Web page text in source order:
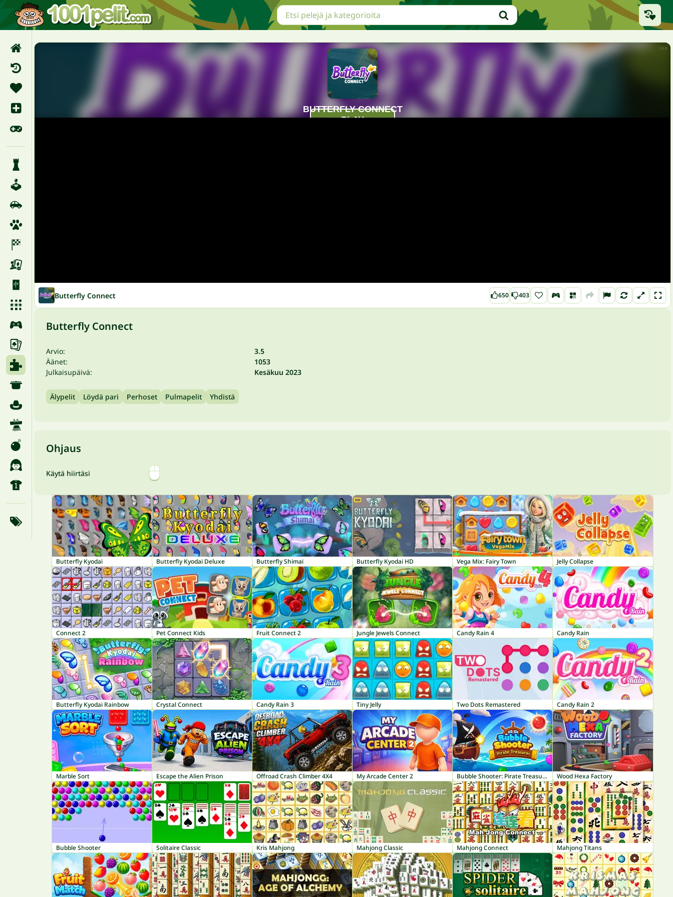
Butterfly Connect 650 403
Butterfly Connect
Arvio:
3.5
Äänet:
1053
Julkaisupäivä:
Kesäkuu 2023
Älypelit Löydä pari Perhoset Pulmapelit Yhdistä
Ohjaus
Käytä hiirtäsi
Butterfly Kyodai Butterfly Kyodai Deluxe Butterfly Shimai Butterfly Kyodai HD Vega Mix: Fairy Town Jelly Collapse
Connect 2 Pet Connect Kids Fruit Connect 2 Jungle Jewels Connect Candy Rain 4 Candy Rain
Butterfly Kyodai Rainbow Crystal Connect Candy Rain 3 Tiny Jelly Two Dots Remastered Candy Rain 2
Marble Sort Escape the Alien Prison Offroad Crash Climber 4X4 My Arcade Center 2 Bubble Shooter: Pirate Treasures Wood Hexa Factory
Bubble Shooter Solitaire Classic Kris Mahjong Mahjong Classic Mahjong Connect Mahjong Titans